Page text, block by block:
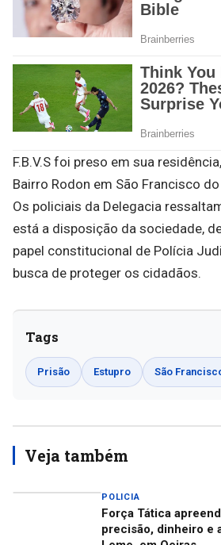
F.B.V.S foi preso em sua
Bairro Rodon em São Francisco do
Os policiais da Delegacia
está a disposição da sociedade,
papel constitucional de Polícia
busca de proteger os cidadãos.
Tags
Prisão Estupro São
Veja também
POLICIA
Força Tática
precisão, dinheiro e